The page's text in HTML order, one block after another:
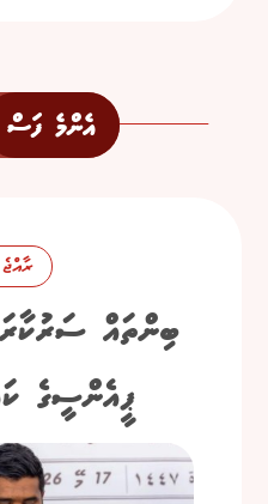
އެންމެ ފަސް
ބިންތައް
ޕީއެންސީގެ